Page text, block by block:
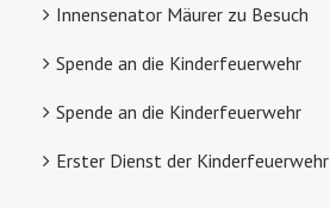
Innensenator Mäurer zu Besuch
Spende an die Kinderfeuerwehr
Spende an die Kinderfeuerwehr
Erster Dienst der Kinderfeuerwehr